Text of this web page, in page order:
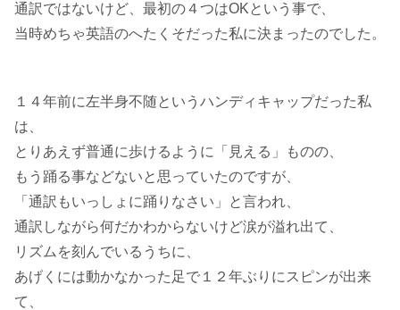
通訳ではないけど、最初の４つはOKという事で、
当時めちゃ英語のへたくそだった私に決まったのでした。
１４年前に左半身不随というハンディキャップだった私
は、
とりあえず普通に歩けるように「見える」ものの、
もう踊る事などないと思っていたのですが、
「通訳もいっしょに踊りなさい」と言われ、
通訳しながら何だかわからないけど涙が溢れ出て、
リズムを刻んでいるうちに、
あげくには動かなかった足で１２年ぶりにスピンが出来
て、